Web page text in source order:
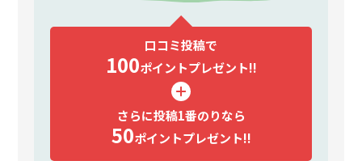
口コミ投稿で
100ポイントプレゼント!!
さらに投稿1番のりなら
50ポイントプレゼント!!